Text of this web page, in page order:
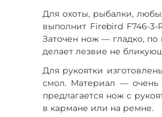
Для охоты, рыбалки,
выполнит Firebird F746-
Заточен нож — гладко, по
делает лезвие не
Для рукоятки
смол. Материал — очень
предлагается нож с
в кармане или на ремне.